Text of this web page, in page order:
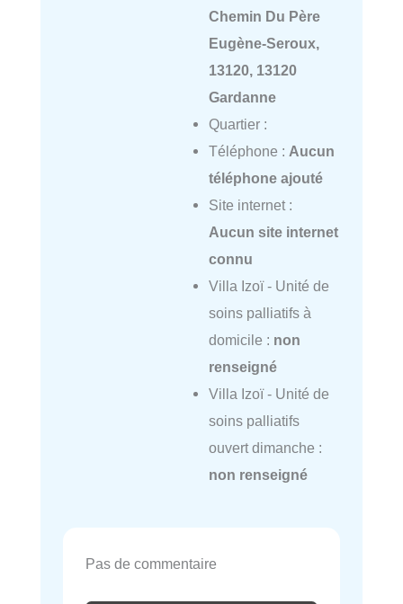
Chemin Du Père
Eugène-Seroux,
13120, 13120
Gardanne
Quartier :
Téléphone : Aucun
téléphone ajouté
Site internet :
Aucun site internet
connu
Villa Izoï - Unité de
soins palliatifs à
domicile : non
renseigné
Villa Izoï - Unité de
soins palliatifs
ouvert dimanche :
non renseigné
Pas de commentaire